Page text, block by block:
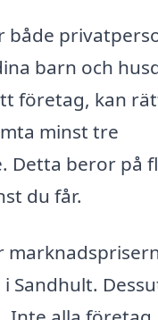
både
barn och
företag, kan
minst tre
Detta beror på
du får.
Sandhult.